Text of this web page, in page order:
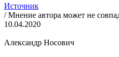
Источник
/ Мнение автора может не
10.04.2020
Александр Носович